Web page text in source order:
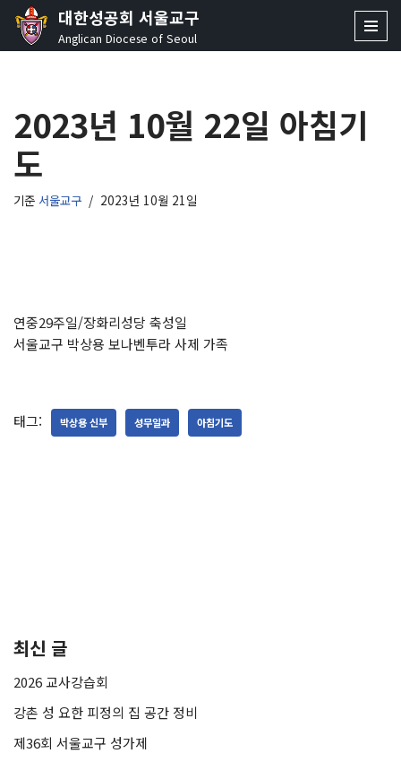
콘
로
건
너
뛰
기
대한성공회 서울교구
Anglican Diocese of Seoul
2023년 10월 22일 아침기
도
기준 서울교구 2023년 10월 21일
연중29주일/장화리성당 축성일
서울교구 박상용 보나벤투라 사제 가족
태그: 박상용 신부 성무일과 아침기도
최신 글
2026 교사강습회
강촌 성 요한 피정의 집 공간 정비
제36회 서울교구 성가제